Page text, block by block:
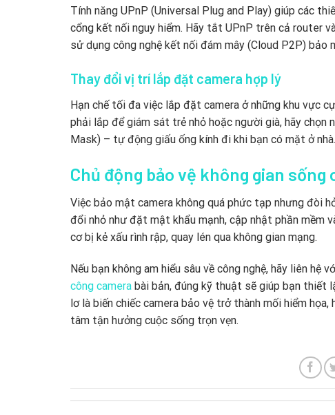
Tính năng UPnP (Universal Plug and Play) giúp các
cổng kết nối nguy hiểm. Hãy tắt UPnP trên cả router
sử dụng công nghệ kết nối đám mây (Cloud P2P) bảo
Thay đổi vị trí lắp đặt camera hợp lý
Hạn chế tối đa việc lắp đặt camera ở những khu vực
phải lắp để giám sát trẻ nhỏ hoặc người già, hãy chọn
Mask) – tự động giấu ống kính đi khi bạn có mặt ở nhà.
Chủ động bảo vệ không gian sống
Việc bảo mật camera không quá phức tạp nhưng đòi
đổi nhỏ như đặt mật khẩu mạnh, cập nhật phần mềm
cơ bị kẻ xấu rình rập, quay lén qua không gian mạng.
Nếu bạn không am hiểu sâu về công nghệ, hãy liên
công camera bài bản, đúng kỹ thuật sẽ giúp bạn thiết
lơ là biến chiếc camera bảo vệ trở thành mối hiểm
tâm tận hưởng cuộc sống trọn vẹn.